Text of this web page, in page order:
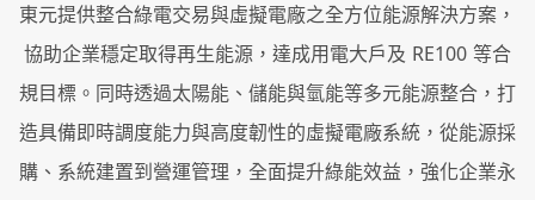
東元提供整合綠電交易與虛擬電廠之全方位能源解決方案，
協助企業穩定取得再生能源，達成用電大戶及 RE100 等合
規目標。同時透過太陽能、儲能與氫能等多元能源整合，打
造具備即時調度能力與高度韌性的虛擬電廠系統，從能源採
購、系統建置到營運管理，全面提升綠能效益，強化企業永